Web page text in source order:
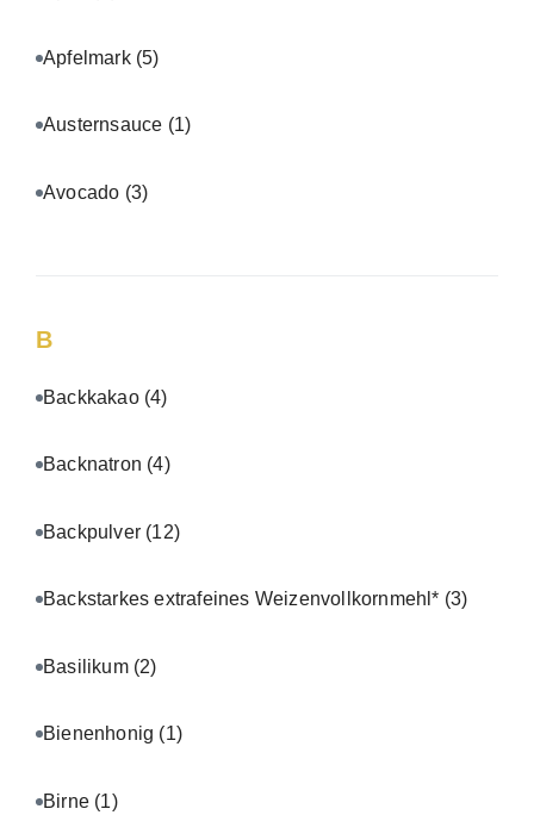
Apfelmark (5)
Austernsauce (1)
Avocado (3)
B
Backkakao (4)
Backnatron (4)
Backpulver (12)
Backstarkes extrafeines Weizenvollkornmehl* (3)
Basilikum (2)
Bienenhonig (1)
Birne (1)